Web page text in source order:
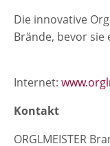
Die innovative
Brände, bevor sie
Internet:
Kontakt
ORGLMEISTER